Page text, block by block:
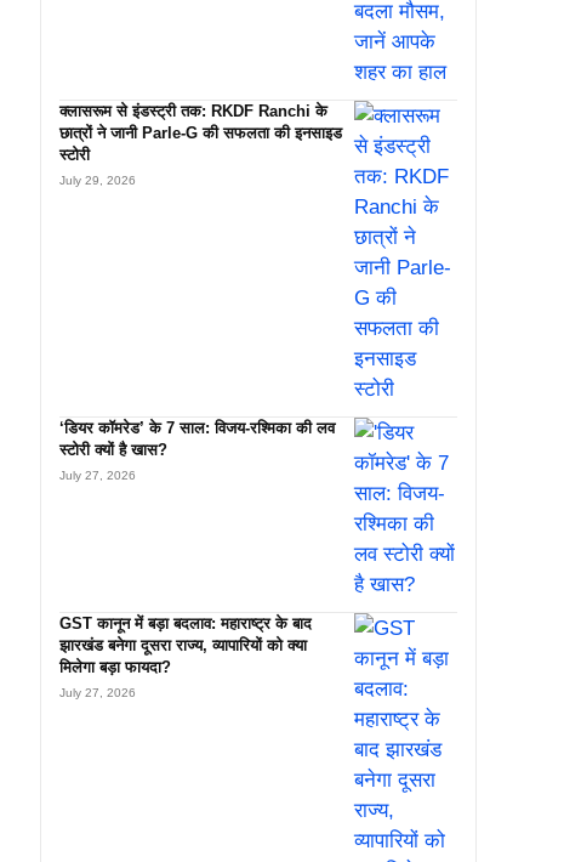
क्लासरूम से इंडस्ट्री तक: RKDF Ranchi के
छात्रों ने जानी Parle-G की सफलता की इनसाइड
स्टोरी
July 29, 2026
‘डियर कॉमरेड’ के 7 साल: विजय-रश्मिका की लव
स्टोरी क्यों है खास?
July 27, 2026
GST कानून में बड़ा बदलाव: महाराष्ट्र के बाद
झारखंड बनेगा दूसरा राज्य, व्यापारियों को क्या
मिलेगा बड़ा फायदा?
July 27, 2026